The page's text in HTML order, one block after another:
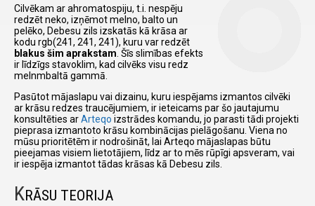
Cilvēkam ar ahromatospiju, t.i. nespēju
redzēt neko, izņēmot melno, balto un
pelēko, Debesu zils izskatās kā krāsa ar
kodu rgb(241, 241, 241), kuru var redzēt
blakus šim aprakstam. Šīs slimības efekts
ir līdzīgs stavoklim, kad cilvēks visu redz
melnmbaltā gammā.
Pasūtot mājaslapu vai dizainu, kuru iespējams izmantos cilvēki
ar krāsu redzes traucējumiem, ir ieteicams par šo jautajumu
konsultēties arArteqo izstrādes komandu, jo parasti tādi projekti
pieprasa izmantoto krāsu kombinācijas pielāgošanu. Viena no
mūsu prioritētēm ir nodrošināt, lai Arteqo mājaslapas būtu
pieejamas visiem lietotājiem, līdz ar to mēs rūpīgi apsveram, vai
ir iespēja izmantot tādas krāsas kā Debesu zils.
KRĀSU TEORIJA